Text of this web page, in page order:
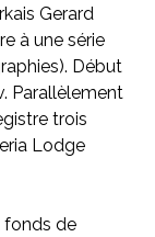
Gerard
à une série
Début
Parallèlement
trois
Lodge
fonds de